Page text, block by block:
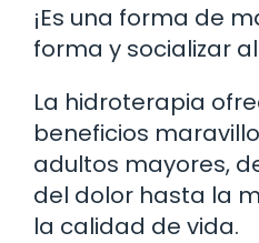
¡Es una forma de
forma y socializar
La hidroterapia
beneficios
adultos mayores,
del dolor hasta la
la calidad de vida.